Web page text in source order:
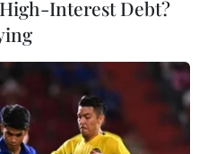
Interest Debt?